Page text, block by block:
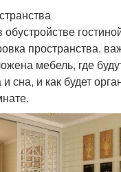
пространства.
мебель, где
сна, и как будет